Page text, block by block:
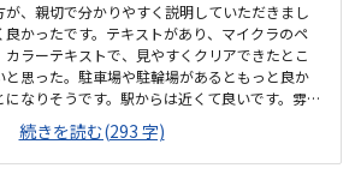
、親切で分かりやすく説明していただきまし
かったです。テキストがあり、マイクラのペ
ラーテキストで、見やすくクリアできたとこ
と思った。駐車場や駐輪場があるともっと良か
なりそうです。駅からは近くて良いです。雰囲
った。部屋が区切られていて、個人スペースも
た。基本料金以外に、追加料金があまり無さそ
、毎月1万以内で通いたいです。子供に熱心に
続きを読む(293 字)